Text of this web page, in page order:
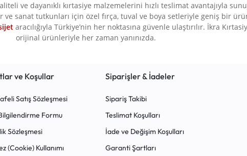
ve dayanıklı kırtasiye malzemelerini hızlı teslimat avantajıyla
ve sanat tutkunları için özel fırça, tuval ve boya setleriyle geniş bir
aracılığıyla Türkiye’nin her noktasına güvenle ulaştırılır. İkra
orijinal ürünleriyle her zaman yanınızda.
ve Koşullar
Satış Sözleşmesi
Formu
Sözleşmesi
(Cookie) Kullanımı
Siparişler & İadeler
Sipariş Takibi
Teslimat Koşulları
İade ve Değişim Koşulları
Garanti Şartları